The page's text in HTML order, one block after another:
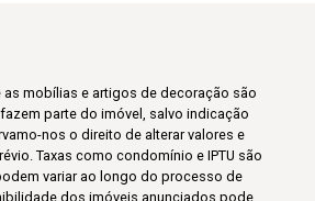
as mobílias e artigos de decoração são
parte do imóvel, salvo indicação
nos o direito de alterar valores e
Taxas como condomínio e IPTU são
variar ao longo do processo de
dos imóveis anunciados pode